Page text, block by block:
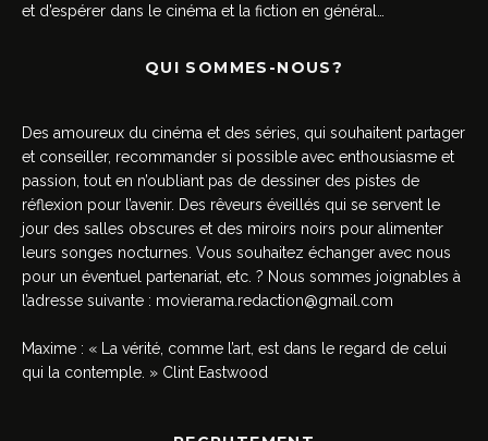
et d’espérer dans le cinéma et la fiction en général…
QUI SOMMES-NOUS?
Des amoureux du cinéma et des séries, qui souhaitent partager
et conseiller, recommander si possible avec enthousiasme et
passion, tout en n’oubliant pas de dessiner des pistes de
réflexion pour l’avenir. Des rêveurs éveillés qui se servent le
jour des salles obscures et des miroirs noirs pour alimenter
leurs songes nocturnes. Vous souhaitez échanger avec nous
pour un éventuel partenariat, etc. ? Nous sommes joignables à
l’adresse suivante : movierama.redaction@gmail.com
Maxime : « La vérité, comme l’art, est dans le regard de celui
qui la contemple. » Clint Eastwood